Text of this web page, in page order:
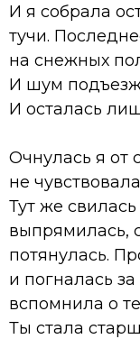
И я собрала
тучи.
на снежных
И шум
И осталась
Очнулась я от
не
Тут же
выпрямилась,
потянулась.
и погналась
вспомнила о
Ты стала